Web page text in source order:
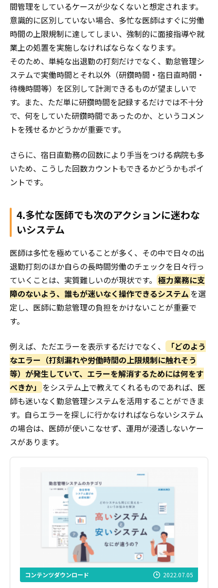
間管理をしているケースが少なくないと想定されます。
意識的に区別していない場合、多忙な医師はすぐに労働
時間の上限規制に達してしまい、強制的に面接指導や就
業上の処置を実施しなければならなくなります。
そのため、単純な出退勤の打刻だけでなく、勤怠管理シ
ステムで実働時間とそれ以外（研鑽時間・宿日直時間・
待機時間等）を区別して計測できるものが望ましいで
す。また、ただ単に研鑽時間を記録するだけでは不十分
で、何をしていた研鑽時間であったのか、というコメン
トを残せるかどうかが重要です。
さらに、宿日直勤務の回数により手当をつける病院も多
いため、こうした回数カウントもできるかどうかもポイ
ントです。
4.多忙な医師でも次のアクションに迷わな
いシステム
医師は多忙を極めていることが多く、その中で日々の出
退勤打刻のほか自らの長時間労働のチェックを日々行っ
ていくことは、実質難しいのが現状です。 極力業務に支
障のないよう、誰もが迷いなく操作できるシステム を選
定し、医師に勤怠管理の負担をかけないことが重要で
す。
例えば、ただエラーを表示するだけでなく、
「どのよう
なエラー（打刻漏れや労働時間の上限規制に触れそう
等）が発生していて、エラーを解消するためには何をす
べきか」 をシステム上で教えてくれるものであれば、医
師も迷いなく勤怠管理システムを活用することができま
す。自らエラーを探しに行かなければならないシステム
の場合は、医師が使いこなせず、運用が浸透しないケー
スがあります。
コンテンツダウンロード 2022.07.05